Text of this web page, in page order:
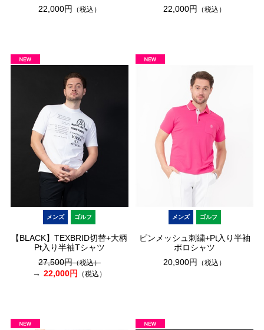
22,000円 （税込） 22,000円 （税込）
メンズ ゴルフ
【BLACK】TEXBRID切替+大柄
Pt入り半袖Tシャツ
27,500円（税込）
22,000円 （税込）
メンズ ゴルフ
ピンメッシュ刺繍+Pt入り半袖
ポロシャツ
20,900円
（税込）